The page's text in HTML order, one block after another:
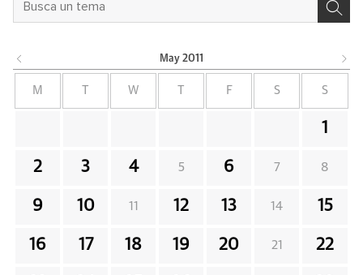
May 2011
M W F S S
1
2 3 4 5 6 7 8
9 10 11 12 13 14 15
16 17 18 19 20 21 22